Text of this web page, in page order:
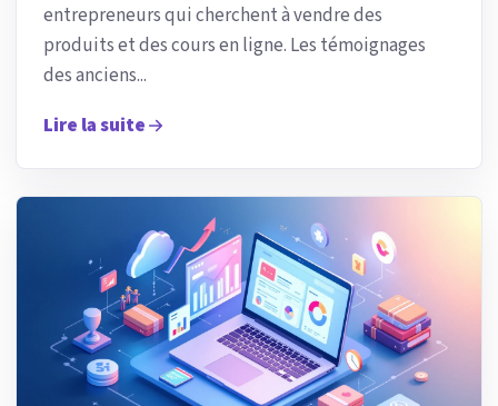
entrepreneurs qui cherchent à vendre des
produits et des cours en ligne. Les témoignages
des anciens...
Lire la suite